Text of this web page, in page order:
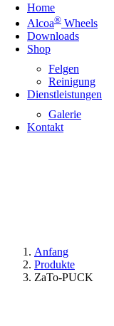
Home
Alcoa® Wheels
Downloads
Shop
Felgen
Reinigung
Dienstleistungen
Galerie
Kontakt
Anfang
Produkte
ZaTo-PUCK